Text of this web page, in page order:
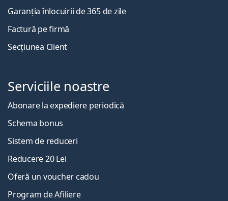
Garanția înlocuirii de 365 de zile
Factură pe firmă
Secțiunea Client
Serviciile noastre
Abonare la expediere periodică
Schema bonus
Sistem de reduceri
Reducere 20 Lei
Oferă un voucher cadou
Program de Afiliere